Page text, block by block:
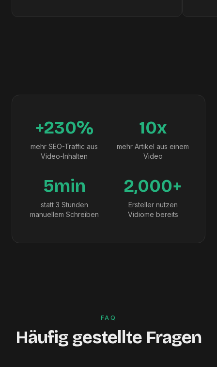
+230%
mehr SEO-Traffic aus
Video-Inhalten
10x
mehr Artikel aus einem
Video
5min
statt 3 Stunden
manuellem Schreiben
2,000+
Ersteller nutzen
Vidiome bereits
FAQ
Häufig gestellte Fragen